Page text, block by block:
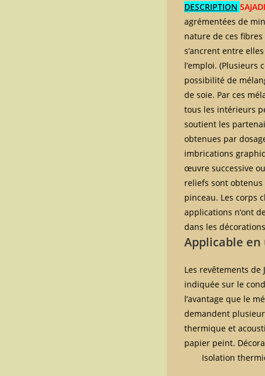
DESCRIPTION
agrémentées de
nature de ces fibres
s’ancrent entre
l’emploi. (Plusieurs
possibilité de
de soie. Par ces
tous les intérieurs
soutient les
obtenues par
imbrications
œuvre successive
reliefs sont
pinceau. Les corps
applications n’ont
dans les
Applicable
Les revêtements de
indiquée sur le
l’avantage que le
demandent
thermique et
papier peint.
Isolation